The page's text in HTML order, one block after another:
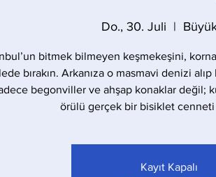
Do., 30. Juli
  |
bitmek bilmeyen keşmekeşini, korna
bırakın. Arkanıza o masmavi denizi alıp
begonviller ve ahşap konaklar değil;
örülü gerçek bir bisiklet cenneti
Kayıt Kapalı